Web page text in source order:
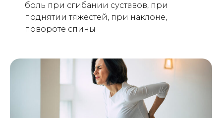
боль при сгибании суставов, при
поднятии тяжестей, при наклоне,
повороте спины